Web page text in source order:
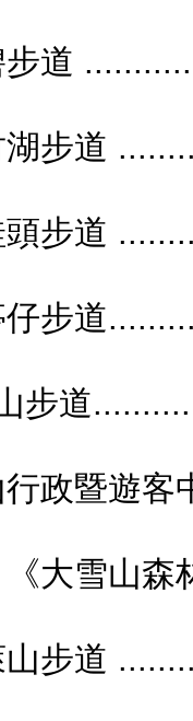
步道
湖步道
頭步道
仔步道
步道
行政暨遊
大雪山
山步道